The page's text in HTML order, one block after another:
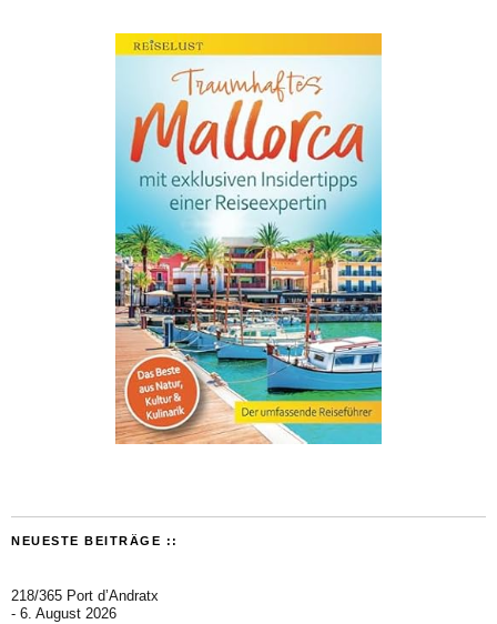
NEUESTE BEITRÄGE ::
218/365 Port d’Andratx
6. August 2026